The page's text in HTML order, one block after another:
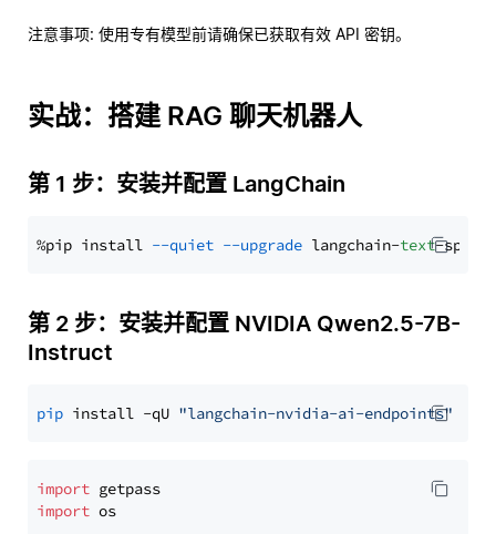
注意事项: 使用专有模型前请确保已获取有效 API 密钥。
实战：搭建 RAG 聊天机器人
第 1 步：安装并配置 LangChain
%pip install --quiet --upgrade langchain-text
第 2 步：安装并配置 NVIDIA Qwen2.5-7B-
Instruct
pip install -qU "langchain-nvidia-ai-endpoints"
import
import os